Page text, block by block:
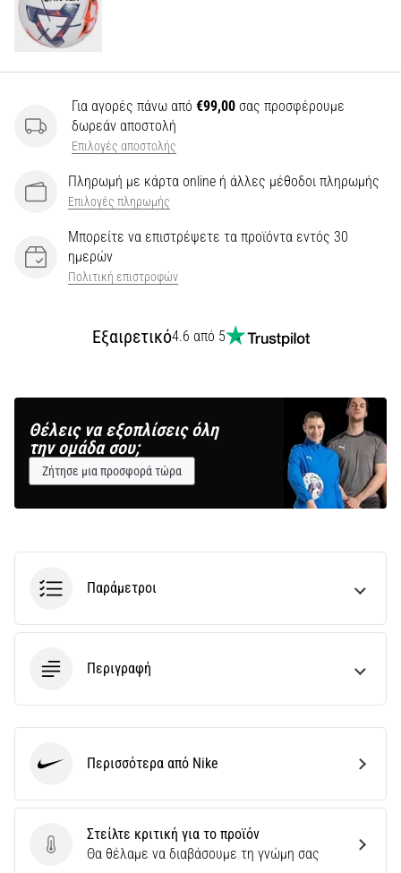
Για αγορές πάνω από €99,00 σας προσφέρουμε
δωρεάν αποστολή
Επιλογές αποστολής
Πληρωμή με κάρτα online ή άλλες μέθοδοι πληρωμής
Επιλογές πληρωμής
Μπορείτε να επιστρέψετε τα προϊόντα εντός 30
ημερών
Πολιτική επιστροφών
Εξαιρετικό4.6 από 5
Θέλεις να εξοπλίσεις όλη
την ομάδα σου;
Ζήτησε μια προσφορά τώρα
Παράμετροι
Περιγραφή
Στείλτε κριτική για το προϊόν
Στείλτε κριτική για το προϊόν
Θα θέλαμε να διαβάσουμε τη γνώμη σας
Περισσότερα από Nike